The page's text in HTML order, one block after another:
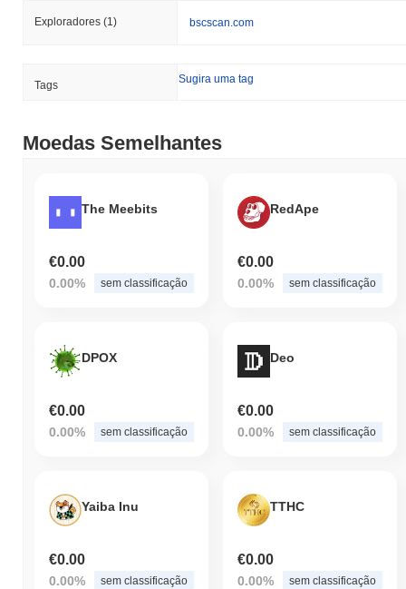
Exploradores (1) bscscan.com
Tags Sugira uma tag
Moedas Semelhantes
The Meebits
€0.00
0.00% sem classificação
RedApe
€0.00
0.00% sem classificação
DPOX
€0.00
0.00% sem classificação
Deo
€0.00
0.00% sem classificação
Yaiba Inu
€0.00
0.00% sem classificação
TTHC
€0.00
0.00% sem classificação